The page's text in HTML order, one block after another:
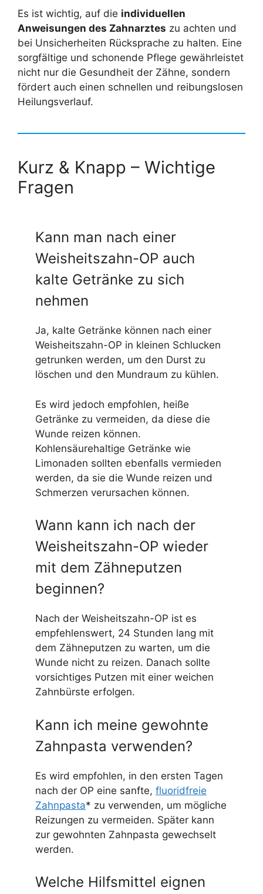
Es ist wichtig, auf die individuellen
Anweisungen des Zahnarztes zu achten und
bei Unsicherheiten Rücksprache zu halten. Eine
sorgfältige und schonende Pflege gewährleistet
nicht nur die Gesundheit der Zähne, sondern
fördert auch einen schnellen und reibungslosen
Heilungsverlauf.
Kurz & Knapp – Wichtige
Fragen
Kann man nach einer
Weisheitszahn-OP auch
kalte Getränke zu sich
nehmen
Ja, kalte Getränke können nach einer
Weisheitszahn-OP in kleinen Schlucken
getrunken werden, um den Durst zu
löschen und den Mundraum zu kühlen.
Es wird jedoch empfohlen, heiße
Getränke zu vermeiden, da diese die
Wunde reizen können.
Kohlensäurehaltige Getränke wie
Limonaden sollten ebenfalls vermieden
werden, da sie die Wunde reizen und
Schmerzen verursachen können.
Wann kann ich nach der
Weisheitszahn-OP wieder
mit dem Zähneputzen
beginnen?
Nach der Weisheitszahn-OP ist es
empfehlenswert, 24 Stunden lang mit
dem Zähneputzen zu warten, um die
Wunde nicht zu reizen. Danach sollte
vorsichtiges Putzen mit einer weichen
Zahnbürste erfolgen.
Kann ich meine gewohnte
Zahnpasta verwenden?
Es wird empfohlen, in den ersten Tagen
nach der OP eine sanfte, fluoridfreie
Zahnpasta* zu verwenden, um mögliche
Reizungen zu vermeiden. Später kann
zur gewohnten Zahnpasta gewechselt
werden.
Welche Hilfsmittel eignen